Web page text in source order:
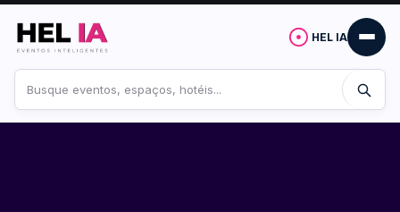
HEL IA
no
site